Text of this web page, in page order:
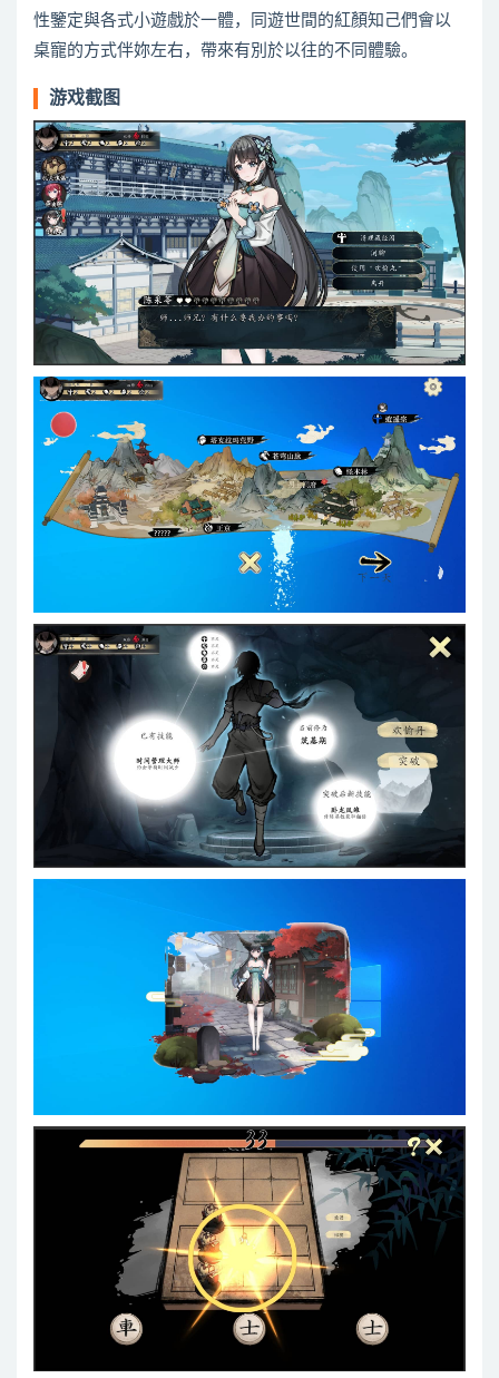
性鑒定與各式小遊戲於一體，同遊世間的紅顏知己們會以
桌寵的方式伴妳左右，帶來有別於以往的不同體驗。
游戏截图